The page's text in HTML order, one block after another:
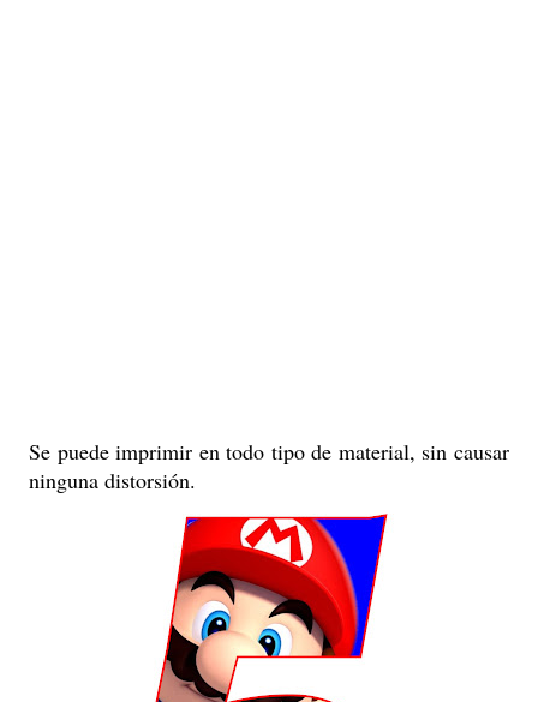
Se puede imprimir en todo tipo de material, sin causar
ninguna distorsión.